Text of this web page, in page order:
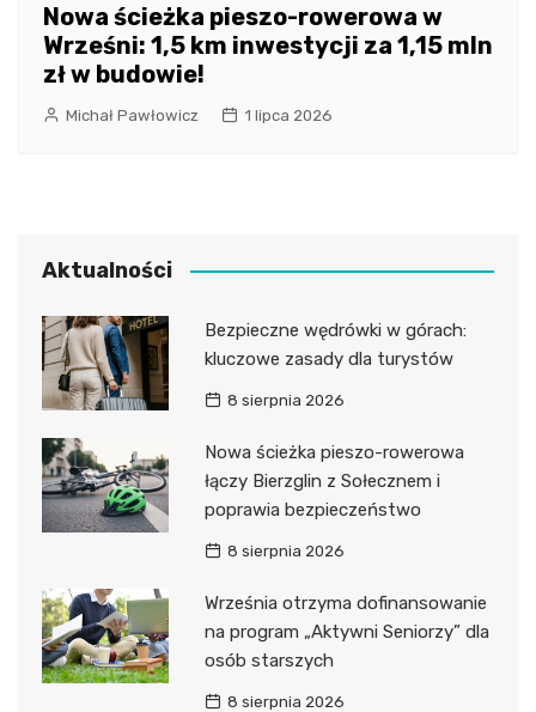
Nowa ścieżka pieszo-rowerowa w
Wrześni: 1,5 km inwestycji za 1,15 mln
zł w budowie!
Michał Pawłowicz 1 lipca 2026
Aktualności
Bezpieczne wędrówki w górach:
kluczowe zasady dla turystów
8 sierpnia 2026
Nowa ścieżka pieszo-rowerowa
łączy Bierzglin z Sołecznem i
poprawia bezpieczeństwo
8 sierpnia 2026
Września otrzyma dofinansowanie
na program „Aktywni Seniorzy” dla
osób starszych
8 sierpnia 2026